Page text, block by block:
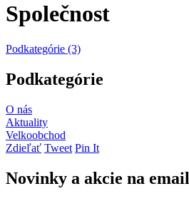
Společnost
Podkategórie (3)
Podkategórie
O nás
Aktuality
Velkoobchod
Zdieľať Tweet Pin It
Novinky a akcie na email